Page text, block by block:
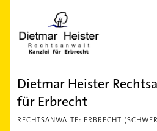
Dietmar Heister
für Erbrecht
RECHTSANWÄLTE: ERBRECHT